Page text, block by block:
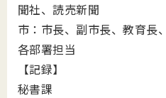
聞社、読売新聞
市：市長、副市長、教育長
各部署担当
【記録】
秘書課